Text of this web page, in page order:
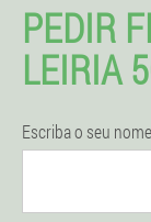
PEDIR
LEIRIA
Escriba o seu nome